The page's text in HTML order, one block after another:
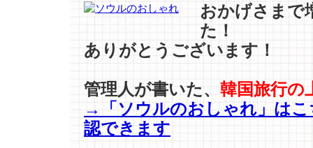
ィ
ン
ス
姿…
ど
おかげさまで
た！
ありがとうございます！
管理人が書いた、 韓国旅行の
→「ソウルのおしゃれ」はこ
認できます